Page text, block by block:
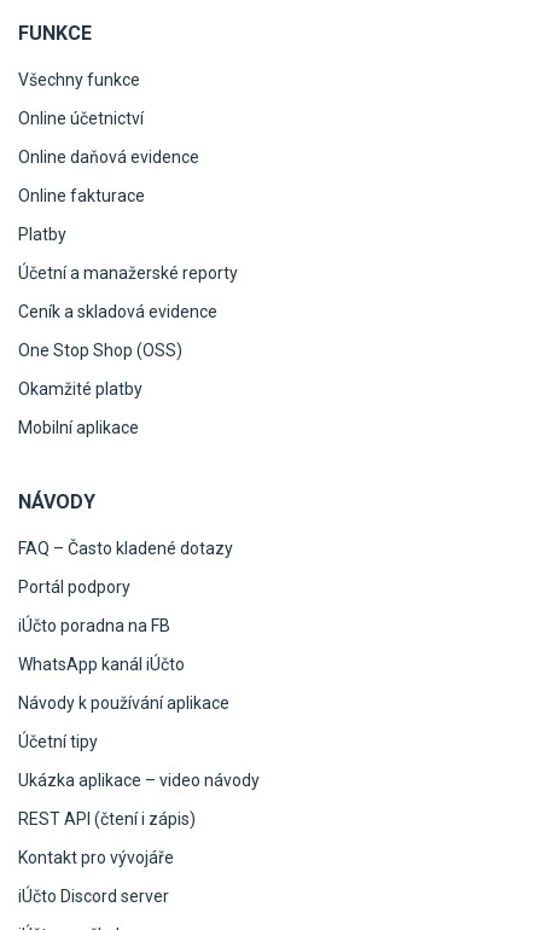
FUNKCE
Všechny funkce
Online účetnictví
Online daňová evidence
Online fakturace
Platby
Účetní a manažerské reporty
Ceník a skladová evidence
One Stop Shop (OSS)
Okamžité platby
Mobilní aplikace
NÁVODY
FAQ – Často kladené dotazy
Portál podpory
iÚčto poradna na FB
WhatsApp kanál iÚčto
Návody k používání aplikace
Účetní tipy
Ukázka aplikace – video návody
REST API (čtení i zápis)
Kontakt pro vývojáře
iÚčto Discord server